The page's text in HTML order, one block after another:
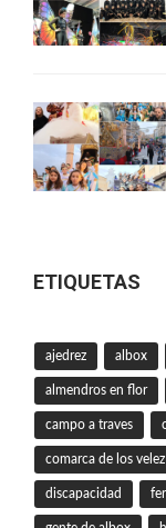
ETIQUETAS
ajedrez albox
almendros en flor
campo a traves
comarca de los velez
discapacidad